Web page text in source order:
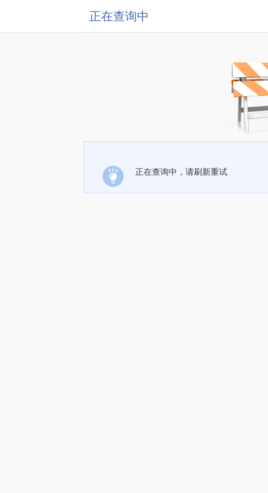
正在查询中
正在查询中，请刷新重试